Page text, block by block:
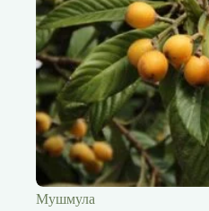
Мушмула